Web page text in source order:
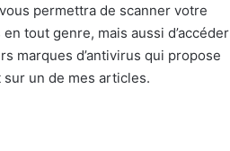
permettra de scanner votre
tout genre, mais aussi d’accéder
marques d’antivirus qui propose
un de mes articles.